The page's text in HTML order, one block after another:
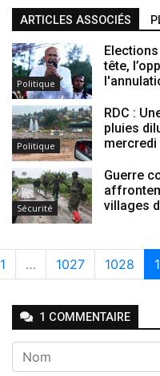
ARTICLES ASSOCIÉS
Politique
tête,
Politique
RDC :
pluies
mercredi
Sécurité
Guerre
villages
1 … 1027 1028
1 COMMENTAIRE